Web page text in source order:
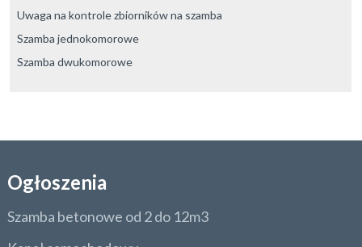
Uwaga na kontrole zbiorników na szamba
Szamba jednokomorowe
Szamba dwukomorowe
Ogłoszenia
Szamba betonowe od 2 do 12m3